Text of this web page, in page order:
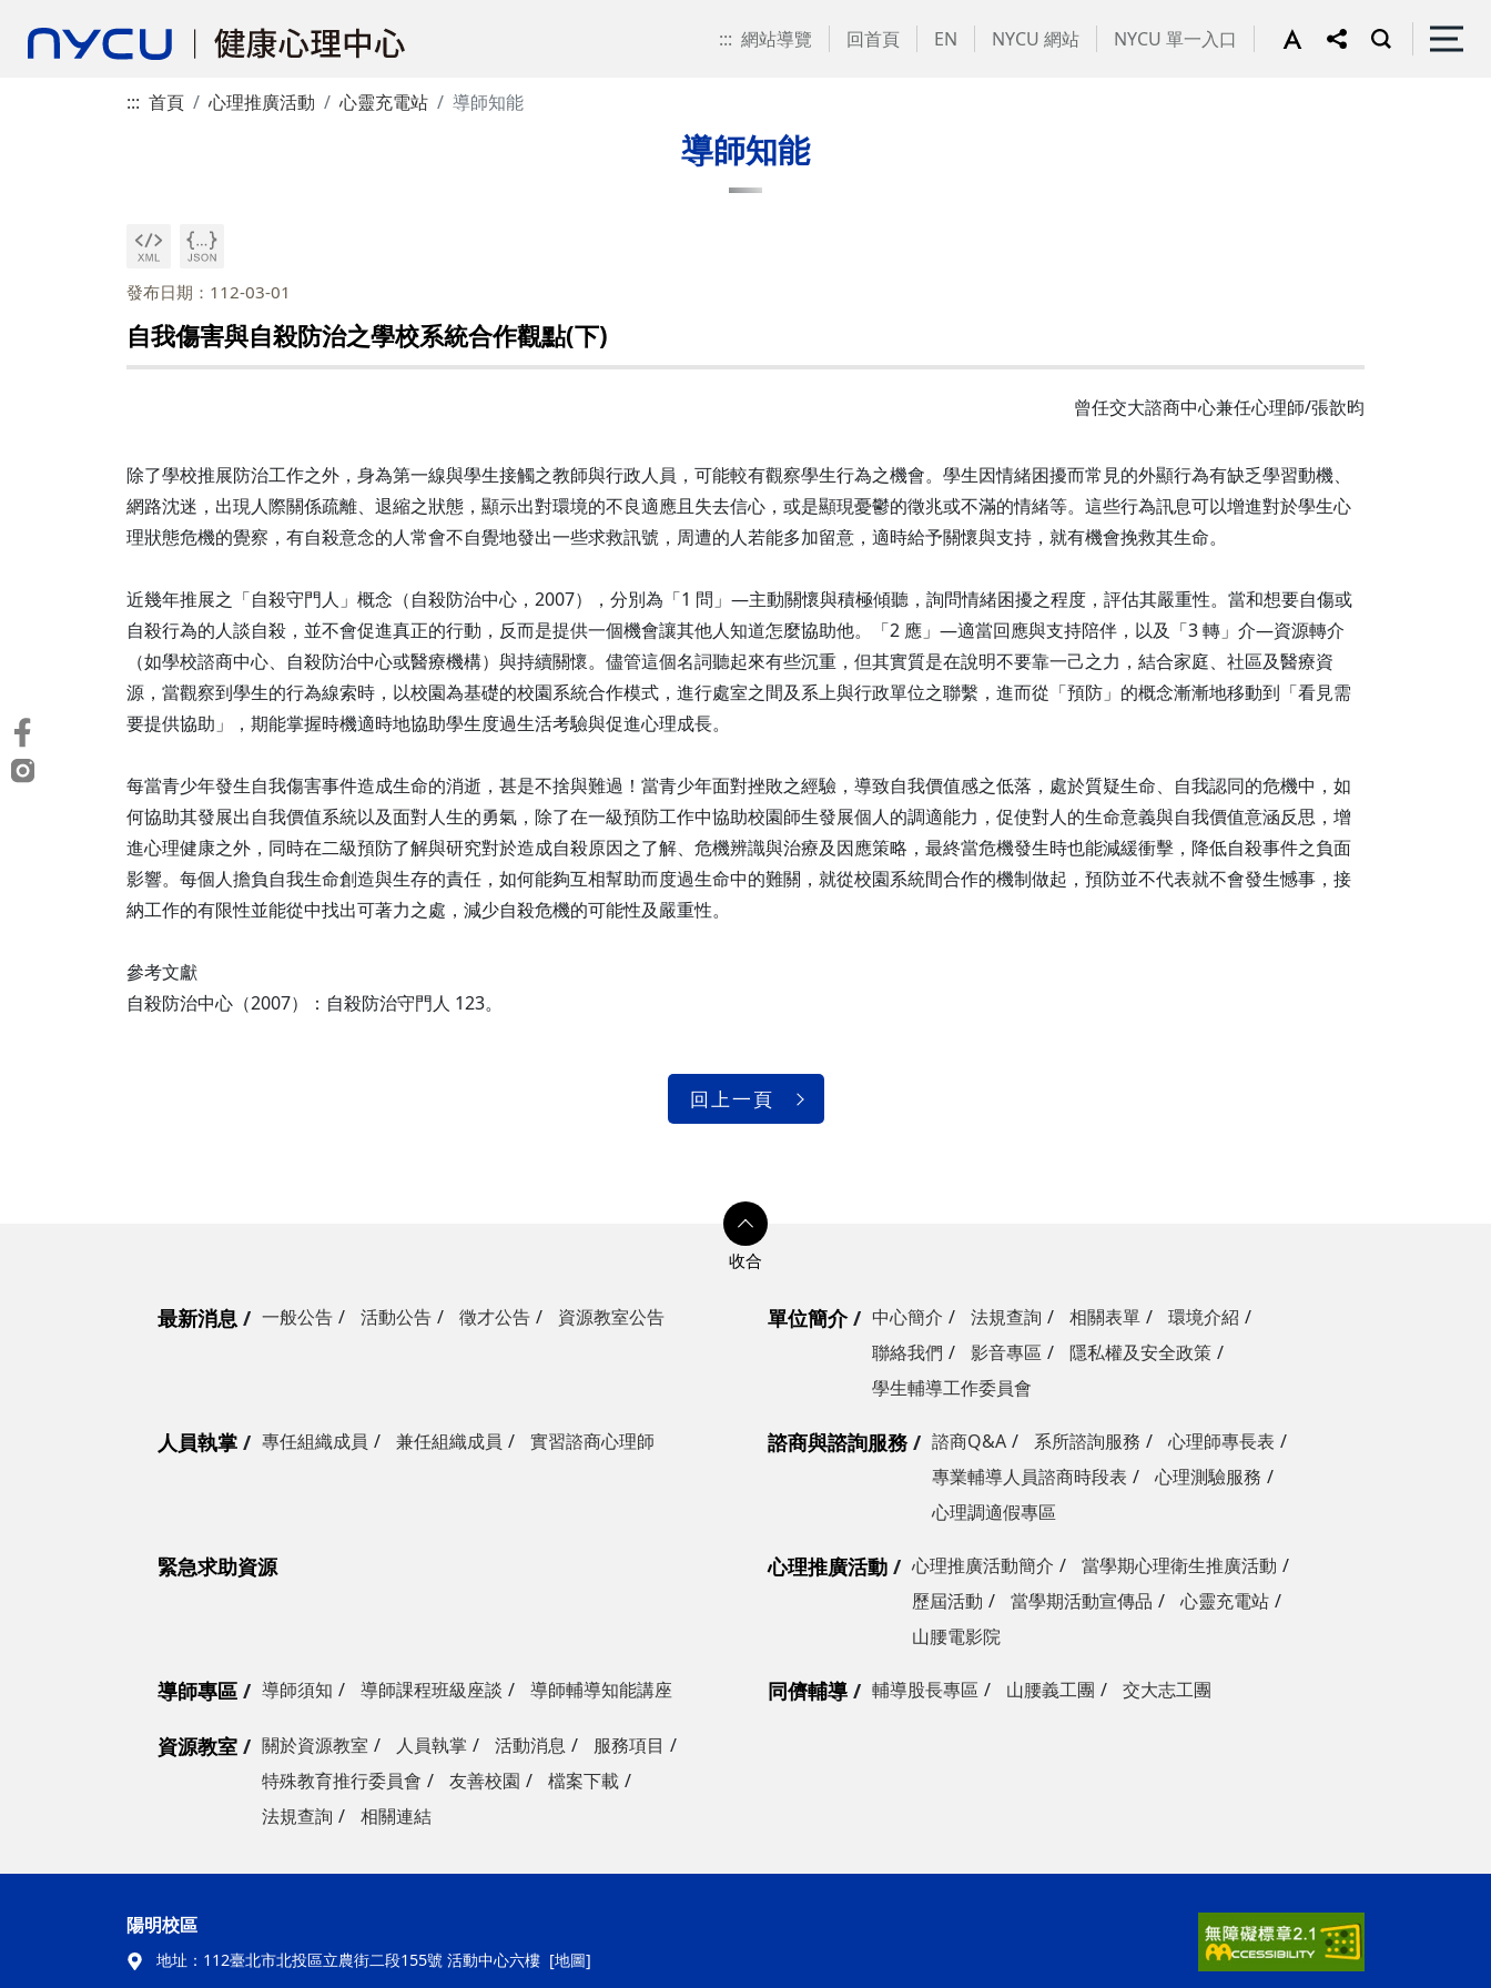
::: 網站導覽 回首頁 EN NYCU 網站 NYCU 單一入口
::: 首頁 心理推廣活動 心靈充電站 導師知能
導師知能
發布日期：112-03-01
自我傷害與自殺防治之學校系統合作觀點(下)
曾任交大諮商中心兼任心理師/張歆昀
除了學校推展防治工作之外，身為第一線與學生接觸之教師與行政人員，可能較有觀察學生行為之機會。學生因情緒困擾而常見的外顯行為有缺乏學習動機、
網路沈迷，出現人際關係疏離、退縮之狀態，顯示出對環境的不良適應且失去信心，或是顯現憂鬱的徵兆或不滿的情緒等。這些行為訊息可以增進對於學生心
理狀態危機的覺察，有自殺意念的人常會不自覺地發出一些求救訊號，周遭的人若能多加留意，適時給予關懷與支持，就有機會挽救其生命。
近幾年推展之「自殺守門人」概念（自殺防治中心，2007），分別為「1 問」—主動關懷與積極傾聽，詢問情緒困擾之程度，評估其嚴重性。當和想要自傷或
自殺行為的人談自殺，並不會促進真正的行動，反而是提供一個機會讓其他人知道怎麼協助他。「2 應」—適當回應與支持陪伴，以及「3 轉」介—資源轉介
（如學校諮商中心、自殺防治中心或醫療機構）與持續關懷。儘管這個名詞聽起來有些沉重，但其實質是在說明不要靠一己之力，結合家庭、社區及醫療資
源，當觀察到學生的行為線索時，以校園為基礎的校園系統合作模式，進行處室之間及系上與行政單位之聯繫，進而從「預防」的概念漸漸地移動到「看見需
要提供協助」，期能掌握時機適時地協助學生度過生活考驗與促進心理成長。
每當青少年發生自我傷害事件造成生命的消逝，甚是不捨與難過！當青少年面對挫敗之經驗，導致自我價值感之低落，處於質疑生命、自我認同的危機中，如
何協助其發展出自我價值系統以及面對人生的勇氣，除了在一級預防工作中協助校園師生發展個人的調適能力，促使對人的生命意義與自我價值意涵反思，增
進心理健康之外，同時在二級預防了解與研究對於造成自殺原因之了解、危機辨識與治療及因應策略，最終當危機發生時也能減緩衝擊，降低自殺事件之負面
影響。每個人擔負自我生命創造與生存的責任，如何能夠互相幫助而度過生命中的難關，就從校園系統間合作的機制做起，預防並不代表就不會發生憾事，接
納工作的有限性並能從中找出可著力之處，減少自殺危機的可能性及嚴重性。
參考文獻
自殺防治中心（2007）：自殺防治守門人 123。
回上一頁
最新消息 一般公告 活動公告 徵才公告 資源教室公告 單位簡介 中心簡介 法規查詢 相關表單
環境介紹
聯絡我們
影音專區
隱私權及安全政策
學生輔導工作委員會
人員執掌 專任組織成員 兼任組織成員 實習諮商心理師 諮商與諮詢服務 諮商Q&A 系所諮詢服務
心理師專長表
專業輔導人員諮商時段表
心理測驗服務
心理調適假專區
緊急求助資源 心理推廣活動 心理推廣活動簡介
當學期心理衛生推廣活動
歷屆活動
當學期活動宣傳品
心靈充電站
山腰電影院
導師專區 導師須知 導師課程班級座談 導師輔導知能講座 同儕輔導 輔導股長專區 山腰義工團 交大志工團
資源教室 關於資源教室 人員執掌 活動消息
服務項目
特殊教育推行委員會
友善校園
檔案下載
法規查詢
相關連結
陽明校區
地址： 112臺北市北投區立農街二段155號 活動中心六樓 [地圖]